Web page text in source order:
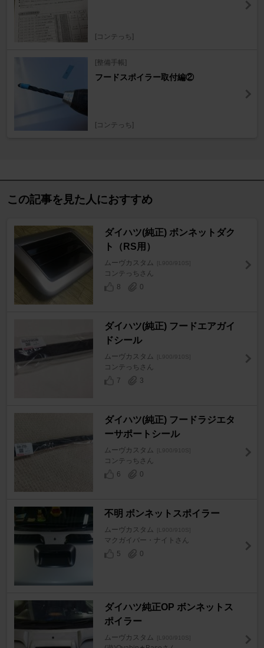
[コンテっち]
[整備手帳]
フードスポイラー取付編②
[コンテっち]
この記事を見た人におすすめ
ダイハツ(純正) ボンネットダク
ト（RS用）
ムーヴカスタム [L900/910S]
コンテっちさん
8
0
ダイハツ(純正) フードエアガイ
ドシール
ムーヴカスタム [L900/910S]
コンテっちさん
7
3
ダイハツ(純正) フードラジエタ
ーサポートシール
ムーヴカスタム [L900/910S]
コンテっちさん
6
0
不明 ボンネットスポイラー
ムーヴカスタム [L900/910S]
マクガイバー・ナイトさん
5
0
ダイハツ純正OP ボンネットス
ポイラー
ムーヴカスタム [L900/910S]